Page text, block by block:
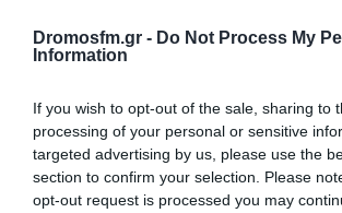
Dromosfm.gr - Do Not Process My
Information
If you wish to opt-out of the sale, sharing to
processing of your personal or sensitive
targeted advertising by us, please use the
section to confirm your selection. Please
opt-out request is processed you may
ΕΙΠΕΣ – ΦΕΡΡΗΣ ΘΟΔΩΡΗΣ